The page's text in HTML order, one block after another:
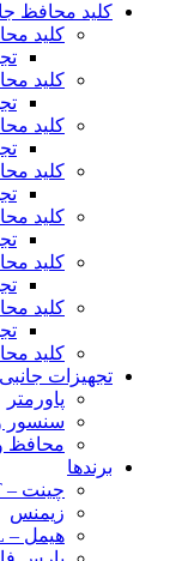
کلید محافظ
کلید
کلید
کلید
کلید
کلید
کلید
کلید
کلید
تجهیزات جانبی
پاورمتر
سنسور
محافظ
برندها
چینت – CHINT
زیمنس
هیمل – HIMEL